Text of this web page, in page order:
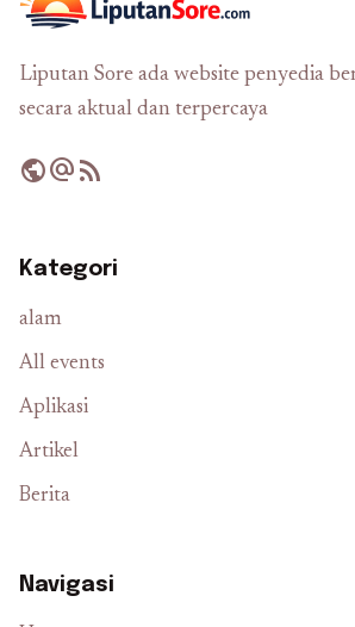
Liputan Sore ada website penyedia
secara aktual dan terpercaya
publicalternate_emailrss_feed
Kategori
alam
All events
Aplikasi
Artikel
Berita
Navigasi